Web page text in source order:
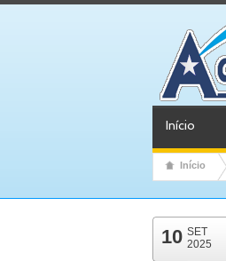
Início
Início
10 SET
2025